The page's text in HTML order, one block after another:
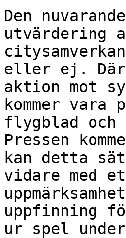
Den
utvärdering
eller ej.
aktion mot
kommer
flygblad och
Pressen
kan detta
vidare med
uppfinning
ur spel